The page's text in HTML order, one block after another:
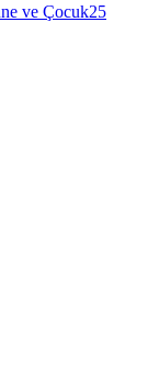
ve Çocuk25